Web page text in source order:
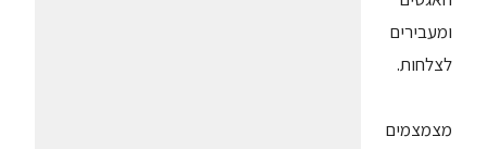
ומעבירים
לצלחות.
מצמצמים